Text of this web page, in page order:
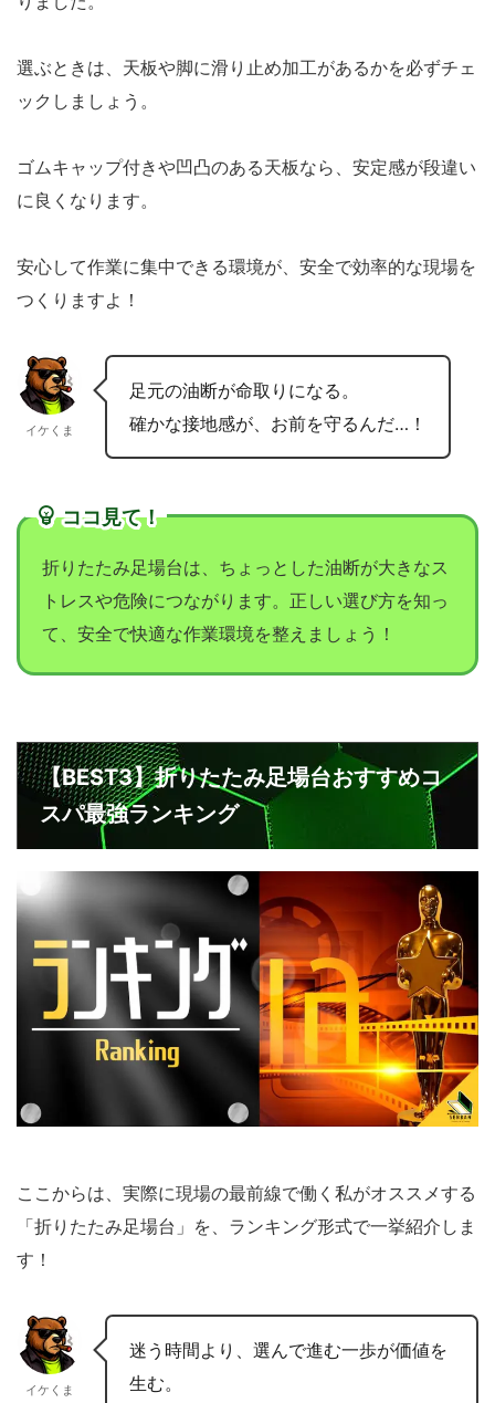
選ぶときは、天板や脚に滑り止め加工があるかを必ずチェ
ックしましょう。
ゴムキャップ付きや凹凸のある天板なら、安定感が段違い
に良くなります。
安心して作業に集中できる環境が、安全で効率的な現場を
つくりますよ！
イケくま
足元の油断が命取りになる。
確かな接地感が、お前を守るんだ…！
ココ見て！
折りたたみ足場台は、ちょっとした油断が大きなス
トレスや危険につながります。正しい選び方を知っ
て、安全で快適な作業環境を整えましょう！
【BEST3】折りたたみ足場台おすすめコ
スパ最強ランキング
ここからは、実際に現場の最前線で働く私がオススメする
「折りたたみ足場台」を、ランキング形式で一挙紹介しま
す！
イケくま
迷う時間より、選んで進む一歩が価値を
生む。